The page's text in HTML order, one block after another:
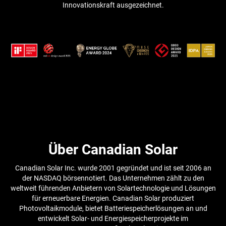
Innovationskraft ausgezeichnet.
Über Canadian Solar
Canadian Solar Inc. wurde 2001 gegründet und ist seit 2006 an
der NASDAQ börsennotiert. Das Unternehmen zählt zu den
weltweit führenden Anbietern von Solartechnologie und Lösungen
für erneuerbare Energien. Canadian Solar produziert
Photovoltaikmodule, bietet Batteriespeicherlösungen an und
entwickelt Solar- und Energiespeicherprojekte im